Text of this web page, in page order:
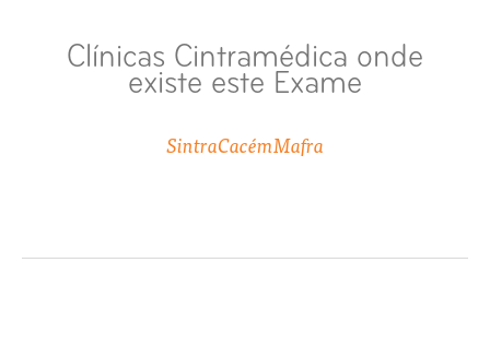
TC / TAC Seios Perinasais
TC / TAC Tórax
Clínicas Cintramédica onde
existe este Exame
SintraCacémMafra